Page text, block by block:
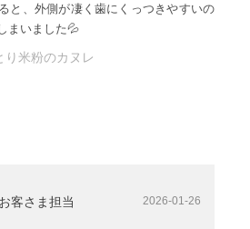
と、外側が凄く歯にくっつきやすいの
まいました💦
り米粉のカヌレ
客さま担当 2026-01-26